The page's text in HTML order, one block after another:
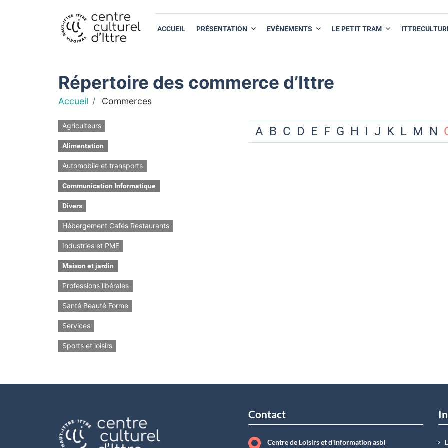
ACCUEIL PRÉSENTATION EVÉNEMENTS LE PETIT TRAM
Répertoire des commerce d’Ittre
Accueil Commerces
Agriculteurs
Alimentation
Automobile et transports
Communication Informatique
Divers
Hébergement Cafés Restaurants
Industries et PME
Maison et jardin
Professions libérales
Santé Beauté Forme
Services
Sports et loisirs
A B C D E F G H I J K L M N
Contact
Centre de Loisirs et d'Information asbI